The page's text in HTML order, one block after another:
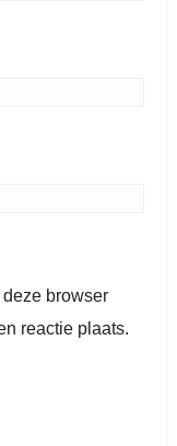
browser
reactie plaats.